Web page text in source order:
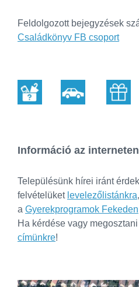
Feldolgozott bejegyzések
Családkönyv FB csoport
Információ az interneten
Településünk hírei iránt
felvételüket levelezőlistánkra,
a Gyerekprogramok Fekeden
Ha kérdése vagy
címünkre!